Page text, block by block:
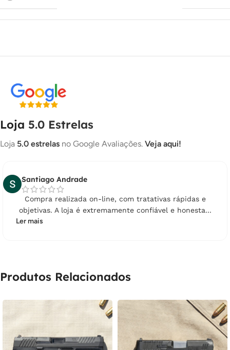
Loja 5.0 Estrelas
Loja 5.0 estrelas no Google Avaliações. Veja aqui!
Santiago Andrade
Compra realizada on-line, com tratativas rápidas e
objetivas. A loja é extremamente confiável e honesta...
Ler mais
Produtos Relacionados